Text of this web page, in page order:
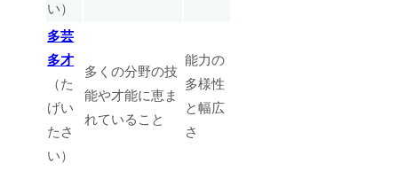
い）
多芸
多才
（た
げい
たさ
い）
多くの分野の技
能や才能に恵ま
れていること
能力の
多様性
と幅広
さ